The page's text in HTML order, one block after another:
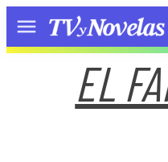
Menú
EL